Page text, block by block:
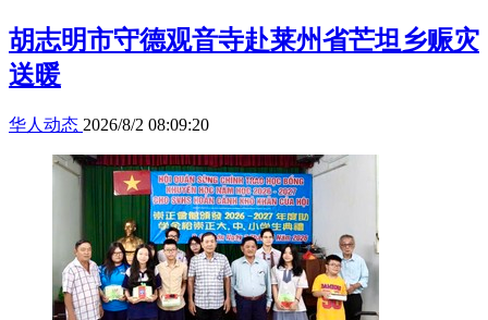
胡志明市守德观音寺赴莱州省芒坦乡赈灾
送暖
华人动态 2026/8/2 08:09:20